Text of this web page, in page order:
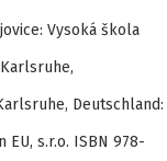
Vysoká škola
Deutschland:
s.r.o. ISBN 978-